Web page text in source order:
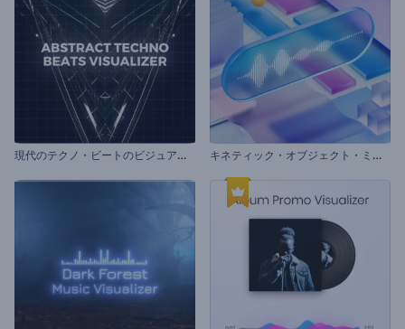
現
代のテクノ・ビートのビジュアライザー キ
ネティック・オブジェクト・ミュージック・ビジュアライザー